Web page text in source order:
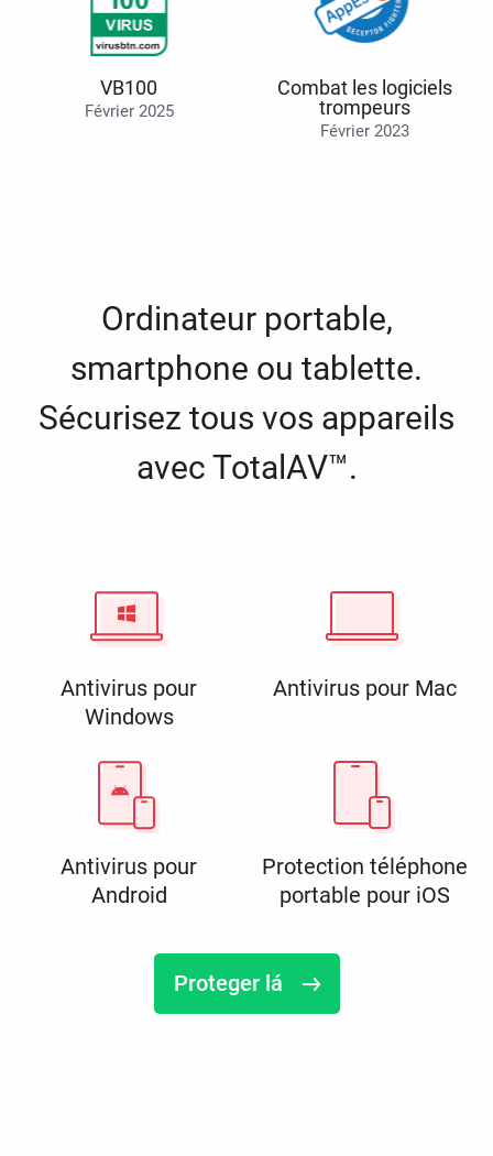
VB100
Février 2025
Combat les logiciels
trompeurs
Février 2023
Ordinateur portable,
smartphone ou tablette.
Sécurisez tous vos appareils
avec TotalAV™.
Antivirus pour
Windows
Antivirus pour Mac
Antivirus pour
Android
Protection téléphone
portable pour iOS
Proteger lá